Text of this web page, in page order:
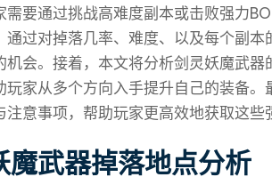
需要通过挑战高难度副本或击败强力
通过对掉落几率、难度、以及每个副
机会。接着，本文将分析剑灵妖魔武
玩家从多个方向入手提升自己的装备
注意事项，帮助玩家更高效地获取这些
魔武器掉落地点分析